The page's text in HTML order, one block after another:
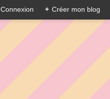
Connexion + Créer mon blog